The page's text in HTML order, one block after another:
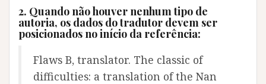
2. Quando não houver nenhum tipo de
autoria, os dados do tradutor devem ser
posicionados no início da referência:
Flaws B, translator. The classic of
difficulties: a translation of the Nan